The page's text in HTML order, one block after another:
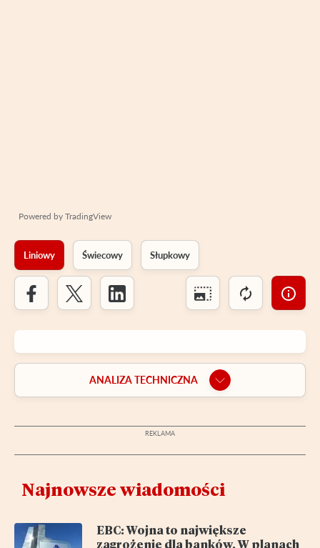
Powered by TradingView
Liniowy Świecowy Słupkowy
ANALIZA TECHNICZNA
Najnowsze wiadomości
EBC: Wojna to największe
zagrożenie dla banków. W planach